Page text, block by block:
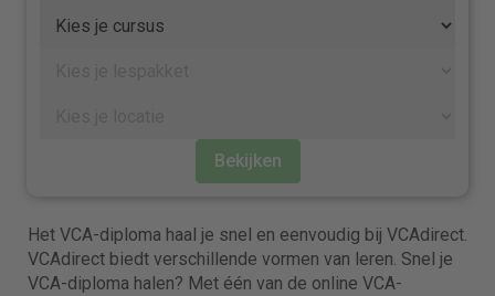
Bekijken
Het VCA-diploma haal je snel en eenvoudig bij VCAdirect.
VCAdirect biedt verschillende vormen van leren. Snel je
VCA-diploma halen? Met één van de online VCA-